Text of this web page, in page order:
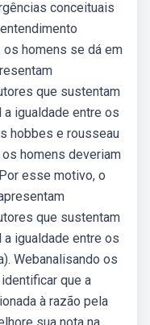
conceituais
os homens se dá em
que sustentam
igualdade entre os
hobbes e rousseau
homens deveriam
esse motivo, o
que sustentam
igualdade entre os
Webanalisando os
que a
à razão pela